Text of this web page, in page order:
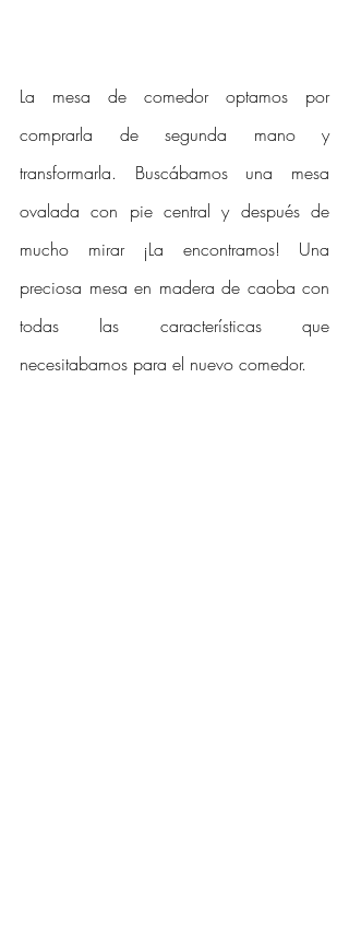
La mesa de comedor optamos por
comprarla de segunda mano y
transformarla. Buscábamos una mesa
ovalada con pie central y después de
mucho mirar ¡La encontramos! Una
preciosa mesa en madera de caoba con
todas las características que
necesitabamos para el nuevo comedor.